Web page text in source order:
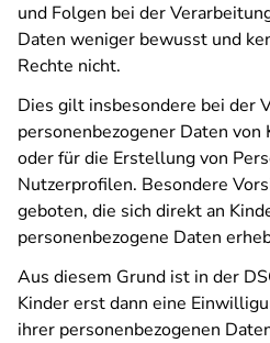
und Folgen bei der
Daten weniger bewusst und
Rechte nicht.
Dies gilt insbesondere bei der
personenbezogener Daten
oder für die Erstellung von
Nutzerprofilen. Besondere
geboten, die sich direkt an
personenbezogene Daten
Aus diesem Grund ist in der
Kinder erst dann eine
ihrer personenbezogenen